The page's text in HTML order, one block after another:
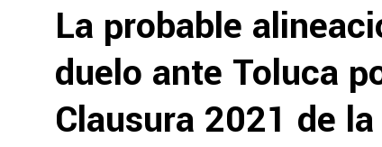
La probable
duelo ante Toluca
Clausura 2021 de